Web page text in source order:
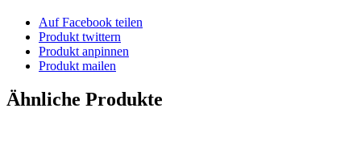
Auf Facebook teilen
Produkt twittern
Produkt anpinnen
Produkt mailen
Ähnliche Produkte